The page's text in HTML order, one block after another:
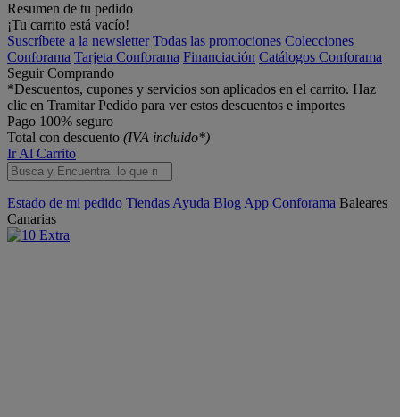
Resumen de tu pedido
¡Tu carrito está vacío!
Suscríbete a la newsletter Todas las promociones Colecciones
Conforama Tarjeta Conforama Financiación Catálogos Conforama
Seguir Comprando
*Descuentos, cupones y servicios son aplicados en el carrito. Haz
clic en Tramitar Pedido para ver estos descuentos e importes
Pago 100% seguro
Total con descuento (IVA incluido*)
Ir Al Carrito
Estado de mi pedido Tiendas Ayuda Blog App Conforama Baleares
Canarias